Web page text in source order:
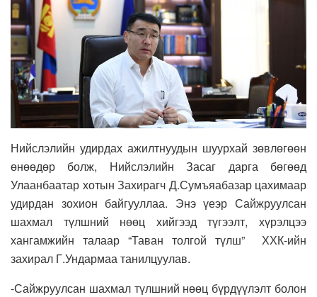
Нийслэлийн удирдах ажилтнуудын шуурхай зөвлөгөөн
өнөөдөр болж, Нийслэлийн Засаг дарга бөгөөд
Улаанбаатар хотын Захирагч Д.Сумъяабазар цахимаар
удирдан зохион байгууллаа. Энэ үеэр Сайжруулсан
шахмал түлшний нөөц хийгээд түгээлт, хүрэлцээ
хангамжийн талаар “Таван толгой түлш” ХХК-ийн
захирал Г.Ундармаа танилцуулав.
-Сайжруулсан шахмал түлшний нөөц бүрдүүлэлт болон